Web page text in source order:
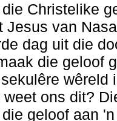
Christelike
Jesus van
dag uit die
die geloof
wêreld
weet ons dit?
geloof aan